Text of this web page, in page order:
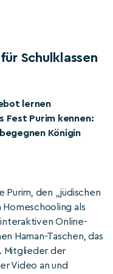
Schulklassen
lernen
Fest Purim kennen:
Königin
Purim, den „jüdischen
Homeschooling als
interaktiven Online-
Haman-Taschen, das
Mitglieder der
Video an und